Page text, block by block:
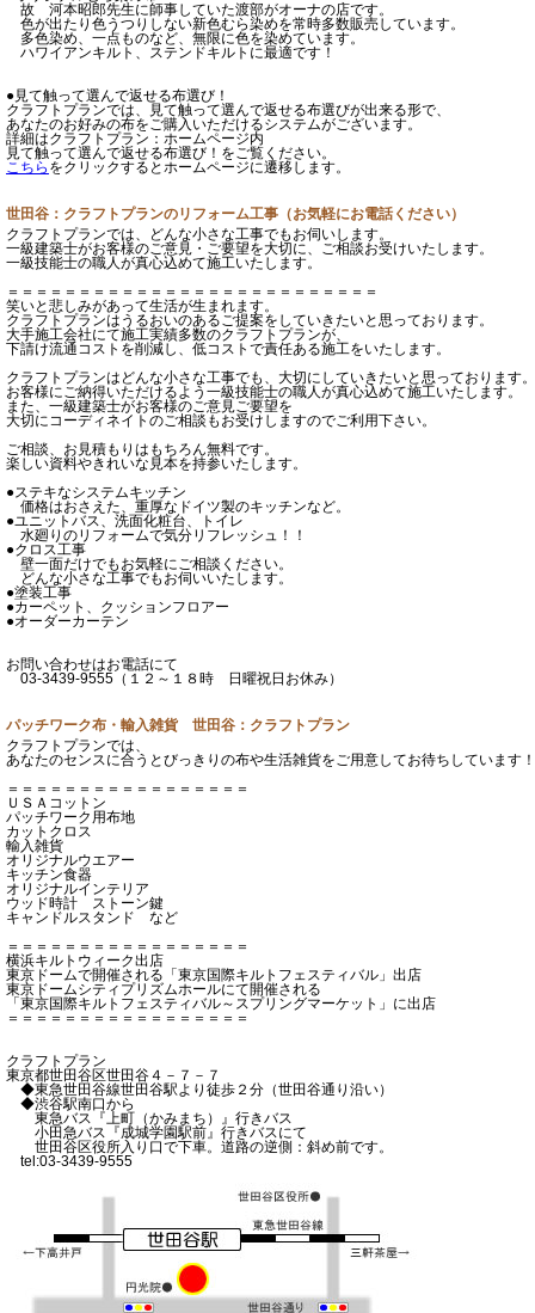
故 河本昭郎先生に師事していた渡部がオーナの店です。
色が出たり色うつりしない新色むら染めを常時多数販売しています。
多色染め、一点ものなど、無限に色を染めています。
ハワイアンキルト、ステンドキルトに最適です！
●見て触って選んで返せる布選び！
クラフトプランでは、見て触って選んで返せる布選びが出来る形で、
あなたのお好みの布をご購入いただけるシステムがございます。
詳細はクラフトプラン：ホームページ内
見て触って選んで返せる布選び！をご覧ください。
こちら をクリックするとホームページに遷移します。
世田谷：クラフトプランのリフォーム工事（お気軽にお電話ください）
クラフトプランでは、どんな小さな工事でもお伺いします。
一級建築士がお客様のご意見・ご要望を大切に、ご相談お受けいたします。
一級技能士の職人が真心込めて施工いたします。
＝＝＝＝＝＝＝＝＝＝＝＝＝＝＝＝＝＝＝＝＝＝＝＝＝＝
笑いと悲しみがあって生活が生まれます。
クラフトプランはうるおいのあるご提案をしていきたいと思っております。
大手施工会社にて施工実績多数のクラフトプランが、
下請け流通コストを削減し、低コストで責任ある施工をいたします。
クラフトプランはどんな小さな工事でも、大切にしていきたいと思っております。
お客様にご納得いただけるよう一級技能士の職人が真心込めて施工いたします。
また、一級建築士がお客様のご意見ご要望を
大切にコーディネイトのご相談もお受けしますのでご利用下さい。
ご相談、お見積もりはもちろん無料です。
楽しい資料やきれいな見本を持参いたします。
●ステキなシステムキッチン
価格はおさえた、重厚なドイツ製のキッチンなど。
●ユニットバス、洗面化粧台、トイレ
水廻りのリフォームで気分リフレッシュ！！
●クロス工事
壁一面だけでもお気軽にご相談ください。
どんな小さな工事でもお伺いいたします。
●塗装工事
●カーペット、クッションフロアー
●オーダーカーテン
お問い合わせはお電話にて
03-3439-9555（１２～１８時 日曜祝日お休み）
パッチワーク布・輸入雑貨 世田谷：クラフトプラン
クラフトプランでは、
あなたのセンスに合うとびっきりの布や生活雑貨をご用意してお待ちしています！
＝＝＝＝＝＝＝＝＝＝＝＝＝＝＝＝＝
ＵＳＡコットン
パッチワーク用布地
カットクロス
輸入雑貨
オリジナルウエアー
キッチン食器
オリジナルインテリア
ウッド時計 ストーン鍵
キャンドルスタンド など
＝＝＝＝＝＝＝＝＝＝＝＝＝＝＝＝＝
横浜キルトウィーク出店
東京ドームで開催される「東京国際キルトフェスティバル」出店
東京ドームシティプリズムホールにて開催される
「東京国際キルトフェスティバル～スプリングマーケット」に出店
＝＝＝＝＝＝＝＝＝＝＝＝＝＝＝＝＝
クラフトプラン
東京都世田谷区世田谷４－７－７
◆東急世田谷線世田谷駅より徒歩２分（世田谷通り沿い）
◆渋谷駅南口から
東急バス『上町（かみまち）』行きバス
小田急バス『成城学園駅前』行きバスにて
世田谷区役所入り口で下車。道路の逆側：斜め前です。
tel:03-3439-9555